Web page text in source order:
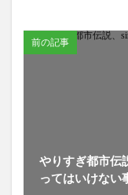
前の記事
やりすぎ都市伝
ってはいけない